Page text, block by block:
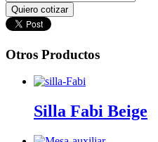
Quiero cotizar
Otros Productos
Silla Fabi Beige